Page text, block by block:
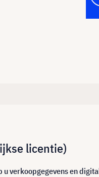
licentie)
verkoopgegevens en